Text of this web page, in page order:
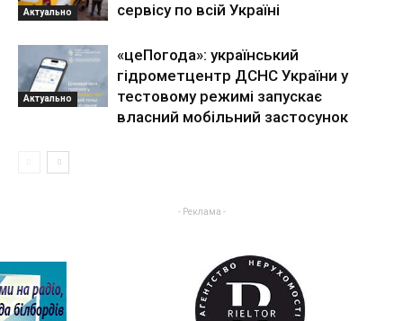
Актуально
сервісу по всій Україні
Актуально
«цеПогода»: український
гідрометцентр ДСНС України у
тестовому режимі запускає
власний мобільний застосунок
- Реклама -